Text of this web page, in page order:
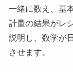
一緒に数え、基
計量の結果がレ
説明し、数学が
させます。